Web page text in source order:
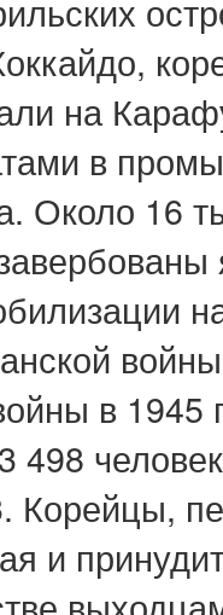
на
в
Около 16
в 1945
498
Корейцы,
и